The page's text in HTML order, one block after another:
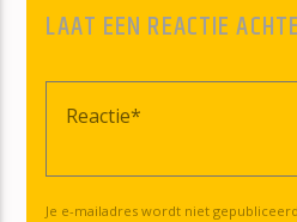
LAAT EEN REACTIE
Je e-mailadres wordt niet